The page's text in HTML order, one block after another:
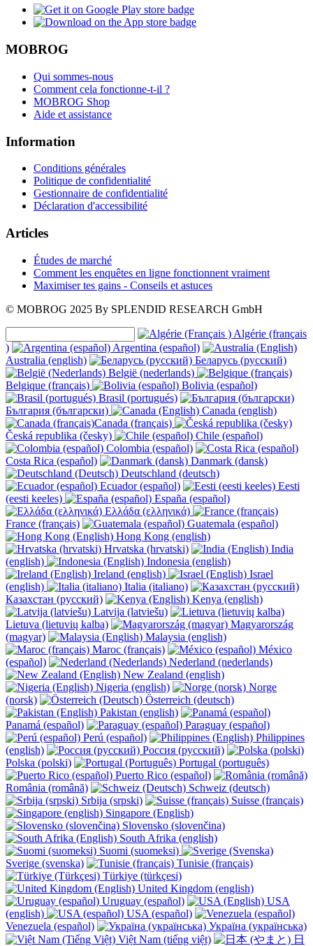
MOBROG
Qui sommes-nous
Comment cela fonctionne-t-il ?
MOBROG Shop
Aide et assistance
Information
Conditions générales
Politique de confidentialité
Gestionnaire de confidentialité
Déclaration d'accessibilité
Articles
Études de marché
Comment les enquêtes en ligne fonctionnent vraiment
Maximiser tes gains - Conseils et astuces
© MOBROG 2025 By SPLENDID RESEARCH GmbH
Algérie (français
)
Argentina (español)
Australia (english)
Беларусь (русский)
België (nederlands)
Belgique (français)
Bolivia (español)
Brasil (portugués)
България (български)
Canada (english)
Canada (français)
Česká republika (česky)
Chile (español)
Colombia (español)
Costa Rica (español)
Danmark (dansk)
Deutschland (deutsch)
Ecuador (español)
Eesti
(eesti keeles)
España (español)
Ελλάδα (ελληνικά)
France (français)
Guatemala (español)
Hong Kong (english)
Hrvatska (hrvatski)
India
(english)
Indonesia (english)
Ireland (english)
Israel
(english)
Italia (italiano)
Казахстан (русский)
Kenya (english)
Latvija (latviešu)
Lietuva (lietuvių kalba)
Magyarország
(magyar)
Malaysia (english)
Maroc (français)
México
(español)
Nederland (nederlands)
New Zealand (english)
Nigeria (english)
Norge
(norsk)
Österreich (deutsch)
Pakistan (english)
Panamá (español)
Paraguay (español)
Perú (español)
Philippines
(english)
Россия (русский)
Polska (polski)
Portugal (português)
Puerto Rico (español)
România (română)
Schweiz (deutsch)
Srbija (srpski)
Suisse (français)
Singapore (English)
Slovensko (slovenčina)
South Afrika (english)
Suomi (suomeksi)
Sverige (svenska)
Tunisie (français)
Türkiye (türkçesi)
United Kingdom (english)
Uruguay (español)
USA
(english)
USA (español)
Venezuela (español)
Україна (українська)
Việt Nam (tiếng việt)
日